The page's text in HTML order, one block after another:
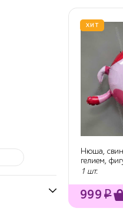
ХИТ
Нюша,
гелием,
1 шт.
999 ₽